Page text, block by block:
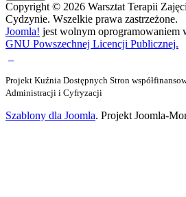
Copyright © 2026 Warsztat Terapii
Cydzynie. Wszelkie prawa zastrzeżone.
Joomla! jest wolnym oprogramowaniem
GNU Powszechnej Licencji Publicznej.
Projekt Kuźnia Dostępnych Stron
Administracji i Cyfryzacji
Szablony dla Joomla. Projekt Joomla-